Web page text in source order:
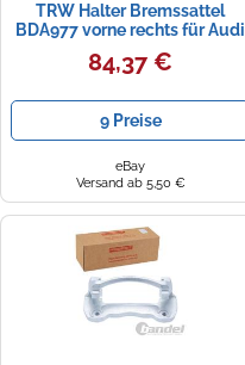
TRW Halter Bremssattel
BDA977 vorne rechts für Audi
84,37 €
9 Preise
eBay
Versand ab 5,50 €